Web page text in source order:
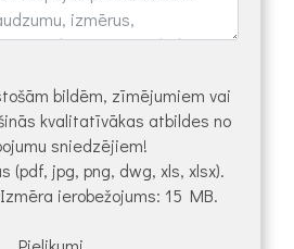
bildēm, zīmējumiem vai
kvalitatīvākas atbildes no
sniedzējiem!
(pdf, jpg, png, dwg, xls, xlsx).
ierobežojums: 15 MB.